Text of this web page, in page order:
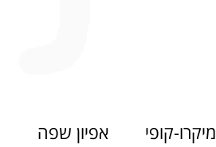
מיקרו-קופי אפיון שפה